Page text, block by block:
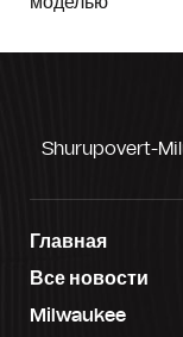
Shurupovert-
Главная
Все новости
Milwaukee